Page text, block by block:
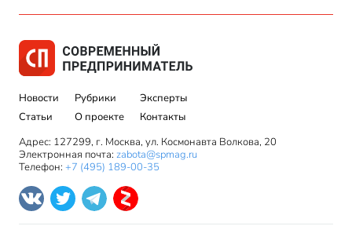
Новости
Статьи
Рубрики
О проекте
Эксперты
Контакты
Адрес: 127299, г. Москва, ул. Космонавта Волкова, 20
Электронная почта: zabota@spmag.ru
Телефон: +7 (495) 189-00-35